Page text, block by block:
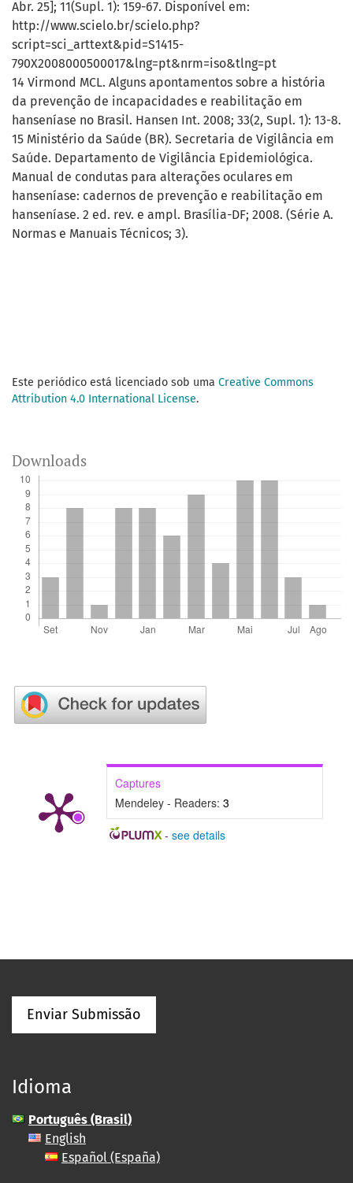
Abr. 25]; 11(Supl. 1): 159-67. Disponível em:
http://www.scielo.br/scielo.php?
script=sci_arttext&pid=S1415-
790X2008000500017&lng=pt&nrm=iso&tlng=pt
14 Virmond MCL. Alguns apontamentos sobre a história
da prevenção de incapacidades e reabilitação em
hanseníase no Brasil. Hansen Int. 2008; 33(2, Supl. 1): 13-8.
15 Ministério da Saúde (BR). Secretaria de Vigilância em
Saúde. Departamento de Vigilância Epidemiológica.
Manual de condutas para alterações oculares em
hanseníase: cadernos de prevenção e reabilitação em
hanseníase. 2 ed. rev. e ampl. Brasília-DF; 2008. (Série A.
Normas e Manuais Técnicos; 3).
Este periódico está licenciado sob uma Creative Commons
Attribution 4.0 International License.
Downloads
Captures
Mendeley - Readers: 3
- see details
Enviar Submissão
Idioma
Português (Brasil)
English
Español (España)